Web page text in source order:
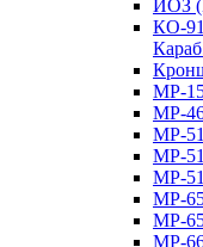
ИОЗ
КО-
МР-
МР-
МР-
МР-
МР-
МР-
МР-
МР-